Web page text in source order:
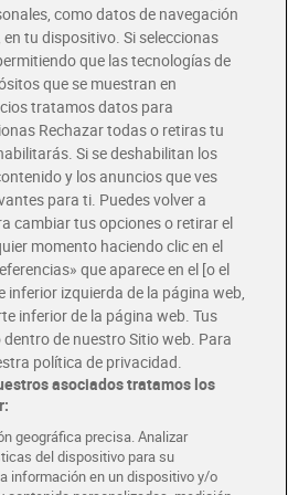
superiores a 100€
Uber Eats
exclusivas.
y busca tu tienda más cercana
tus compras.
aquí!
MEJOR CADA DIA
como datos de navegación
tu dispositivo. Si seleccionas
que las tecnologías de
que se muestran en
tratamos datos para
Rechazar todas o retiras tu
Si se deshabilitan los
y los anuncios que ves
para ti. Puedes volver a
cambiar tus opciones o retirar el
momento haciendo clic en el
que aparece en el [o el
inferior izquierda de la página web,
inferior de la página web. Tus
de nuestro Sitio web. Para
política de privacidad.
asociados tratamos los
geográfica precisa. Analizar
del dispositivo para su
información en un dispositivo y/o